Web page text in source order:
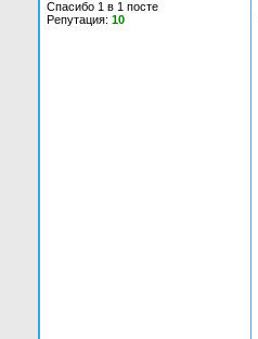
Спасибо 1 в 1 посте
Репутация: 10